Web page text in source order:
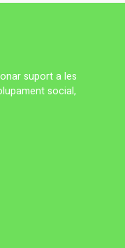
suport a les
social,